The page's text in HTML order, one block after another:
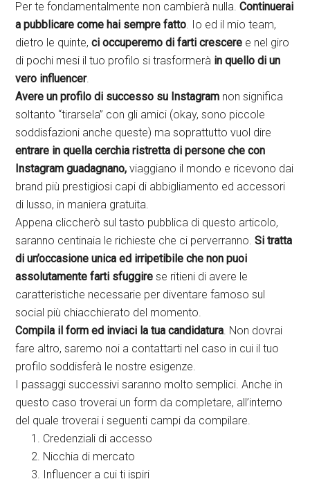
Per te fondamentalmente non cambierà nulla. Continuerai
a pubblicare come hai sempre fatto. Io ed il mio team,
dietro le quinte,ci occuperemo di farti crescere e nel giro
di pochi mesi il tuo profilo si trasformerà in quello di un
vero influencer.
Avere un profilo di successo su Instagram non significa
soltanto “tirarsela” con gli amici (okay, sono piccole
soddisfazioni anche queste) ma soprattutto vuol dire
entrare in quella cerchia ristretta di persone che con
Instagram guadagnano,viaggiano il mondo e ricevono dai
brand più prestigiosi capi di abbigliamento ed accessori
di lusso, in maniera gratuita.
Appena cliccherò sul tasto pubblica di questo articolo,
saranno centinaia le richieste che ci perverranno.Si tratta
di un’occasione unica ed irripetibile che non puoi
assolutamente farti sfuggire se ritieni di avere le
caratteristiche necessarie per diventare famoso sul
social più chiacchierato del momento.
Compila il form ed inviaci la tua candidatura. Non dovrai
fare altro, saremo noi a contattarti nel caso in cui il tuo
profilo soddisferà le nostre esigenze.
I passaggi successivi saranno molto semplici. Anche in
questo caso troverai un form da completare, all’interno
del quale troverai i seguenti campi da compilare.
Credenziali di accesso
Nicchia di mercato
Influencer a cui ti ispiri